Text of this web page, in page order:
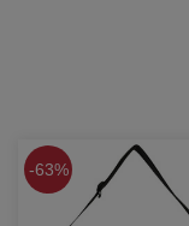
63%